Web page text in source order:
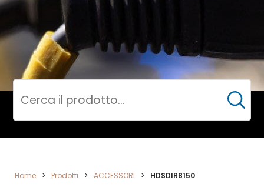
ACCESSORI
Cerca
Home > Prodotti > ACCESSORI > HDSDIR8150